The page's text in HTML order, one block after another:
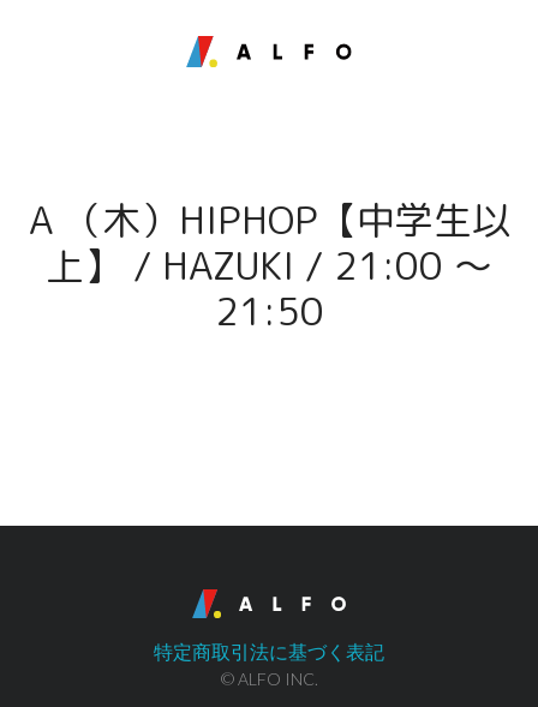
A （木）HIPHOP【中学生以
上】 / HAZUKI / 21:00 〜
21:50
特定商取引法に基づく表記
© ALFO INC.